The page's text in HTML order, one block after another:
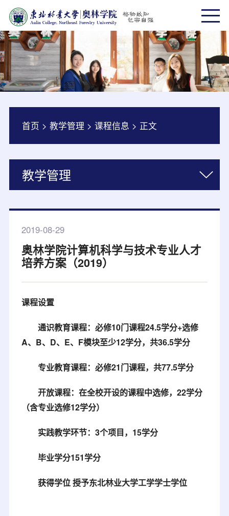
首页 >教学管理 >课程信息 > 正文
教学管理
2019-08-29
奥林学院计算机科学与技术专业人才
培养方案（2019）
课程设置
通识教育课程：必修10门课程24.5学分+选修
A、B、D、E、F模块至少12学分，共36.5学分
专业教育课程：必修21门课程，共77.5学分
开放课程：在全校开设的课程中选修，22学分
（含专业选修12学分）
实践教学环节：3个项目，15学分
毕业学分151学分
获得学位 授予东北林业大学工学学士学位